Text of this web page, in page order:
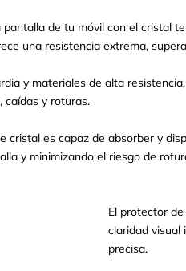
de tu móvil con el cristal
una resistencia extrema,
y materiales de alta
caídas y roturas.
cristal es capaz de absorber y
y minimizando el riesgo de
El protector
claridad visual
precisa.